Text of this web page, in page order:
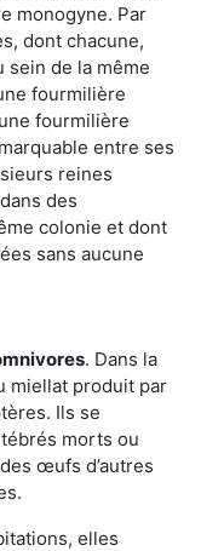
monogyne. Par
dont chacune,
sein de la même
fourmilière
fourmilière
entre ses
reines
des
colonie et dont
sans aucune
. Dans la
miellat produit par
Ils se
morts ou
œufs d’autres
elles